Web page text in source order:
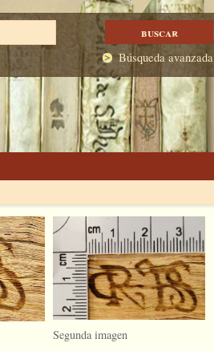
Búsqueda avanzada
Segunda imagen